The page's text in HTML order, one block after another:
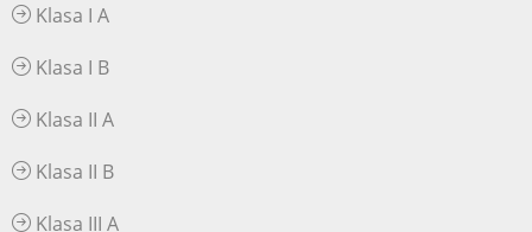
Klasa I A
Klasa I B
Klasa II A
Klasa II B
Klasa III A